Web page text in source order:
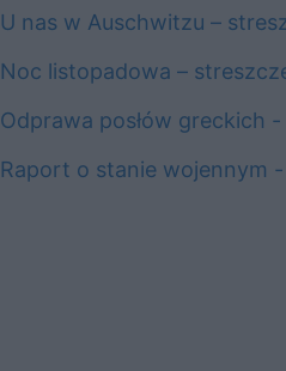
U nas w Auschwitzu –
Noc listopadowa –
Odprawa posłów greckich
Raport o stanie wojennym